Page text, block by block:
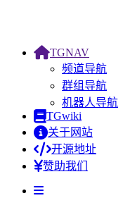
TGNAV
频道导航
群组导航
机器人导航
TGwiki
关于网站
开源地址
赞助我们